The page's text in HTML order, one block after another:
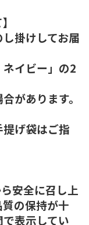
掛けしてお届
イビー」の2
があります。
げ袋はご指
安全に召し上
の保持が十
表示してい